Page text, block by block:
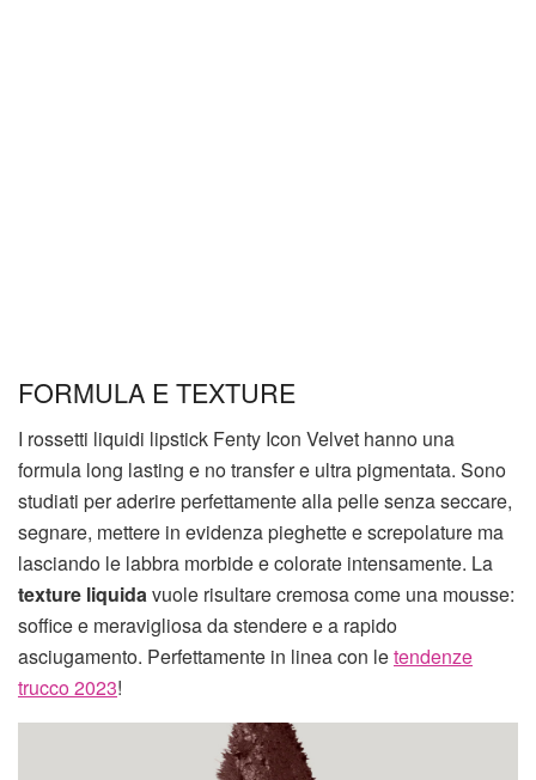
FORMULA E TEXTURE
I rossetti liquidi lipstick Fenty Icon Velvet hanno una
formula long lasting e no transfer e ultra pigmentata. Sono
studiati per aderire perfettamente alla pelle senza seccare,
segnare, mettere in evidenza pieghette e screpolature ma
lasciando le labbra morbide e colorate intensamente. La
texture liquidavuole risultare cremosa come una mousse:
soffice e meravigliosa da stendere e a rapido
asciugamento. Perfettamente in linea con letendenze
trucco 2023!